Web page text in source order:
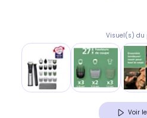
Visuel(s) du
Voir